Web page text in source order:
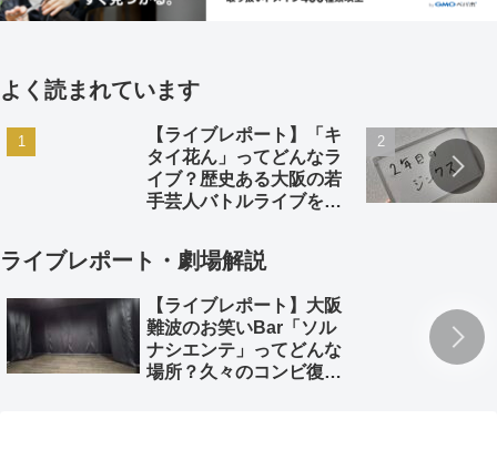
よく読まれています
【ライブレポート】「キ
タイ花ん」ってどんなラ
イブ？歴史ある大阪の若
手芸人バトルライブを徹
ライブレポート・劇場解説
【ライブレポート】大阪
難波のお笑いBar「ソル
ナシエンテ」ってどんな
場所？久々のコンビ復活